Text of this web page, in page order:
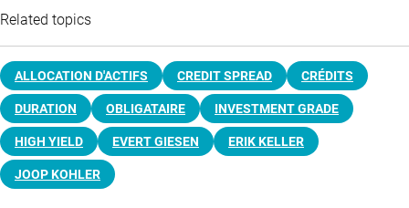
Related topics
ALLOCATION D'ACTIFS CREDIT SPREAD CRÉDITS
DURATION OBLIGATAIRE INVESTMENT GRADE
HIGH YIELD EVERT GIESEN ERIK KELLER
JOOP KOHLER